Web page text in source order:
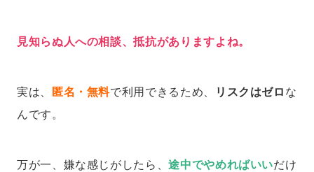
見知らぬ人への相談、抵抗がありますよね。
実は、 匿名・無料で利用できるため、 リスクはゼロ な
んです。
万が一、嫌な感じがしたら、途中でやめればいいだけ